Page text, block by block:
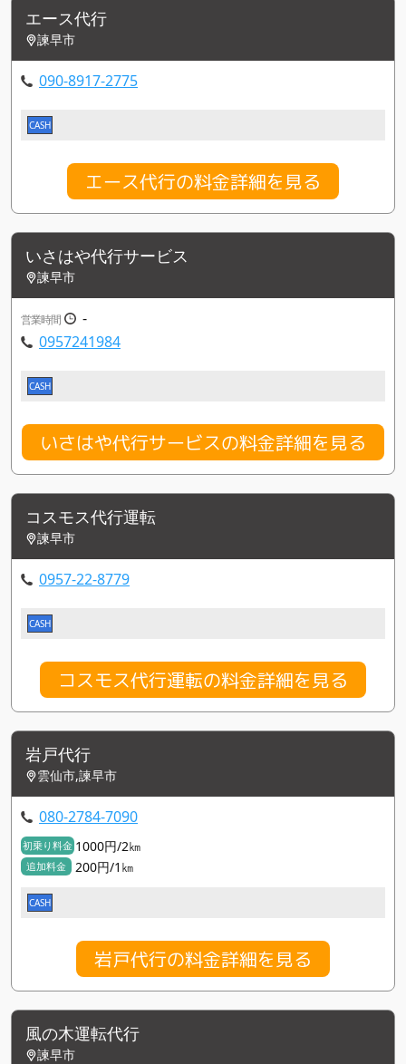
エース代行
諫早市
090-8917-2775
CASH
エース代行の料金詳細を見る
いさはや代行サービス
諫早市
営業時間
-
0957241984
CASH
いさはや代行サービスの料金詳細を見る
コスモス代行運転
諫早市
0957-22-8779
CASH
コスモス代行運転の料金詳細を見る
岩戸代行
雲仙市,諫早市
080-2784-7090
初乗り料金 1000円/2㎞
追加料金 200円/1㎞
CASH
岩戸代行の料金詳細を見る
風の木運転代行
諫早市